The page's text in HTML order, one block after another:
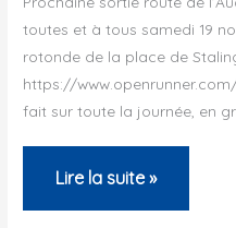
dimanche
11
décembre
toutes et à tous samedi 19
rotonde de la place de
https://
fait sur toute la journée, en
Sortie
d’initiation
Lire la suite »